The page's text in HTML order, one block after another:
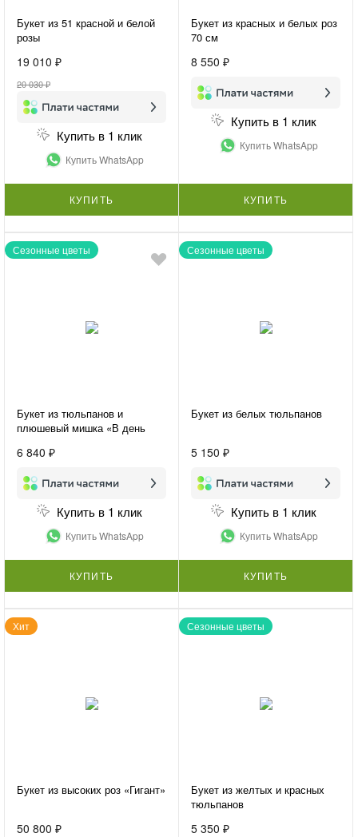
Букет из 51 красной и белой
розы
19 010 ₽
20 030 ₽
Купить в 1 клик
Купить WhatsApp
КУПИТЬ
Букет из красных и белых роз
70 см
8 550 ₽
Купить в 1 клик
Купить WhatsApp
КУПИТЬ
Сезонные цветы
Букет из тюльпанов и
плюшевый мишка «В день
6 840 ₽
Купить в 1 клик
Купить WhatsApp
КУПИТЬ
Сезонные цветы
Букет из белых тюльпанов
5 150 ₽
Купить в 1 клик
Купить WhatsApp
КУПИТЬ
Хит
Букет из высоких роз «Гигант»
50 800 ₽
Сезонные цветы
Букет из желтых и красных
тюльпанов
5 350 ₽